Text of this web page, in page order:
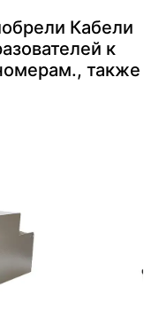
Кабели
к
также